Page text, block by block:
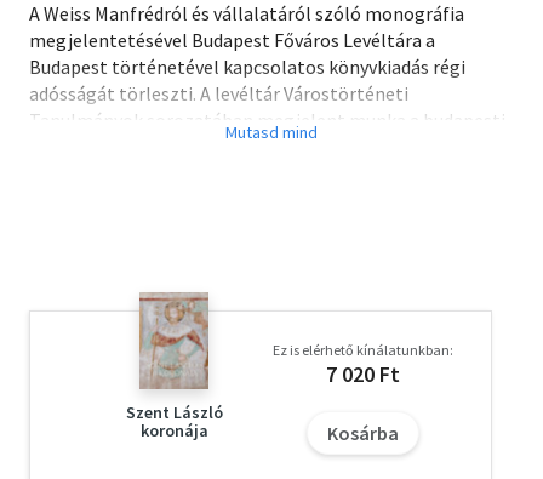
A Weiss Manfrédról és vállalatáról szóló monográfia
megjelentetésével Budapest Főváros Levéltára a
Budapest történetével kapcsolatos könyvkiadás régi
adósságát törleszti. A levéltár Várostörténeti
Tanulmányok sorozatában megjelent munka a budapesti
Szent László
koronája
Ez is elérhető kínálatunkban:
7 020 Ft
Kosárba